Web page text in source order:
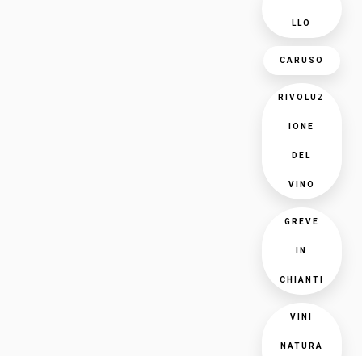
LLO
CARUSO
RIVOLUZ
IONE
DEL
VINO
GREVE
IN
CHIANTI
VINI
NATURA